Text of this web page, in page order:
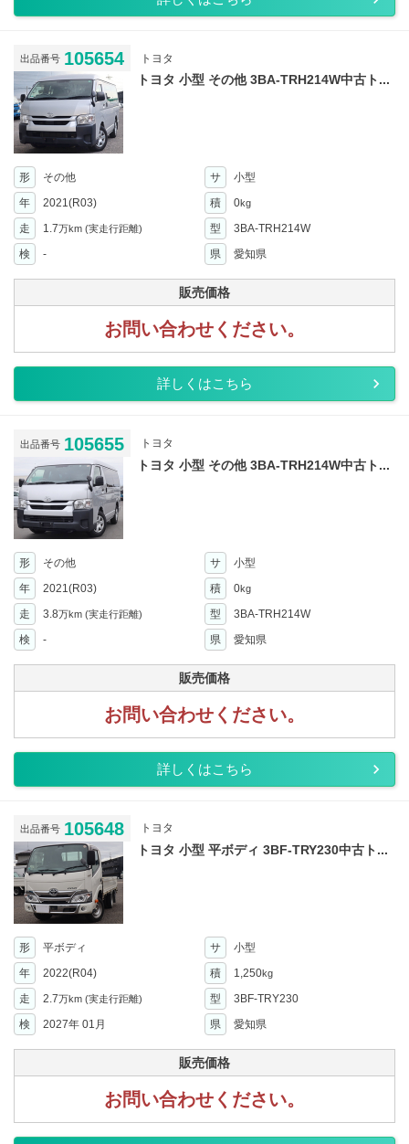
出品番号 105654 トヨタ
トヨタ 小型 その他 3BA-TRH214W中古ト...
形 その他 サ
小型
年
2021(R03) 積 0kg
走 1.7万km (実走行距離) 型
3BA-TRH214W
検
- 県 愛知県
販売価格
お問い合わせください。
詳しくはこちら
出品番号 105655 トヨタ
トヨタ 小型 その他 3BA-TRH214W中古ト...
形 その他 サ
小型
年
2021(R03) 積 0kg
走 3.8万km (実走行距離) 型
3BA-TRH214W
検
- 県 愛知県
販売価格
お問い合わせください。
詳しくはこちら
出品番号 105648 トヨタ
トヨタ 小型 平ボディ 3BF-TRY230中古ト...
形 平ボディ サ
小型
年
2022(R04) 積 1,250kg
走 2.7万km (実走行距離) 型
3BF-TRY230
検
2027年 01月 県 愛知県
販売価格
お問い合わせください。